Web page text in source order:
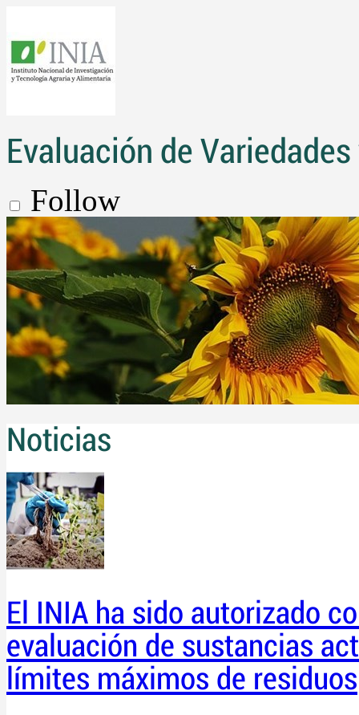
Evaluación de
Follow
Noticias
El INIA ha sido autorizado
evaluación de sustancias
límites máximos de residuos